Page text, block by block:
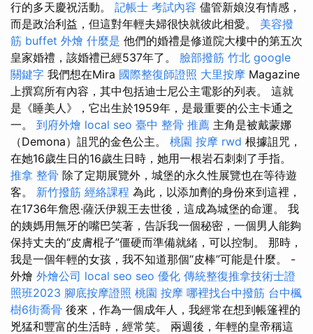
行的多天慶祝活動。 記帳士 考試內容 儘管新娘沒有情感，
而是政治利益，但這對年輕夫婦很快就彼此相愛。 美容撥
筋 buffet 外燴 什麼是 他們的婚禮是修道院大樓中的第五次
皇家婚禮，該婚禮已經537年了。 臉部撥筋 竹北 google
關鍵字 我們想在Mira 國際整復師證照 大里按摩 Magazine
上撰寫所有內容，其中包括迪士尼公主電影的列表。 這就
是《睡美人》，它出生於1959年，是最重要的公主卡通之
一。 到府外燴 local seo 臺中 整骨 推薦 主角是被戴蒙娜
（Demona）詛咒的金色公主。 桃園 按摩 rwd 根據詛咒，
在她16歲生日的16歲生日時，她用一根岩石刺刺了手指。
推拿 整骨 除了定期展覽外，城堡的永久性展覽也在等待遊
客。 新竹撥筋 經絡課程 為此，以添加劑的身份來到這裡，
在1736年詹恩·薩沃伊親王去世後，這成為城堡的命運。 我
的姨媽用無牙的嘴巴笑著，告訴我一個秘密，一個男人能夠
保持丈夫的“皮膚棍子”僵硬而準備就緒，可以控制。 那時，
我是一個年輕的女孩，我不知道那個“皮棒”可能是什麼。 -
外燴 外燴公司 local seo seo 優化 傳統整復推拿技術士證
照班2023 腳底按摩證照 桃園 按摩 哪裡找台中撥筋 台中楓
樹6街喬骨 後來，作為一個成年人，我經常在想到帳篷裡的
兇猛和豐富的生活時，經常笑。 兩週後，年輕的皇帝稱這